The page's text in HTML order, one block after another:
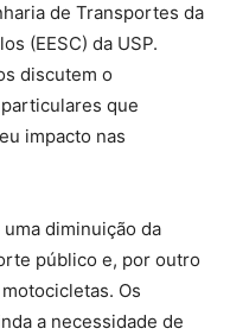
de Transportes da
(EESC) da USP.
discutem o
que
impacto nas
diminuição da
público e, por outro
Os
a necessidade de